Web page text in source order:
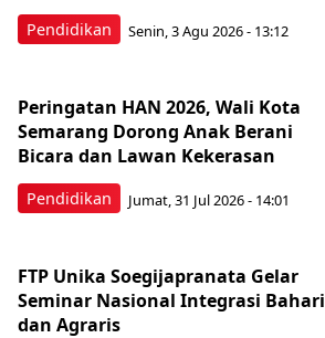
Pendidikan Senin, 3 Agu 2026 - 13:12
Pendidikan
Peringatan HAN 2026, Wali Kota
Semarang Dorong Anak Berani
Bicara dan Lawan Kekerasan
Jumat, 31 Jul 2026 - 14:01
FTP Unika Soegijapranata Gelar
Seminar Nasional Integrasi Bahari
dan Agraris